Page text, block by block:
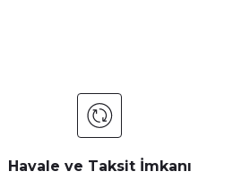
Havale ve Taksit İmkanı